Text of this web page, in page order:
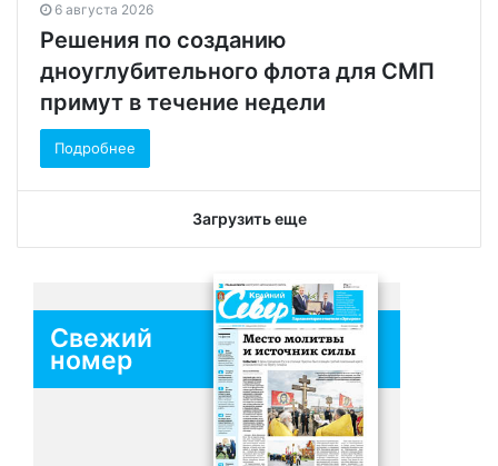
6 августа 2026
Решения по созданию
дноуглубительного флота для СМП
примут в течение недели
Подробнее
Загрузить еще
Свежий
номер